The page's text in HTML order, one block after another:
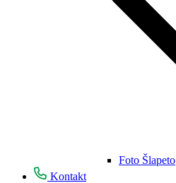
Foto Šlapeto
Kontakt